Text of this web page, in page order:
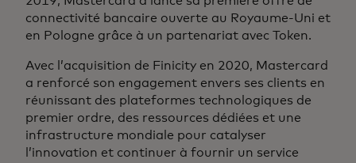
connectivité bancaire ouverte au Royaume-Uni et
en Pologne grâce à un partenariat avec Token.
Avec l’acquisition de Finicity en 2020, Mastercard
a renforcé son engagement envers ses clients en
réunissant des plateformes technologiques de
premier ordre, des ressources dédiées et une
infrastructure mondiale pour catalyser
l’innovation et continuer à fournir un service